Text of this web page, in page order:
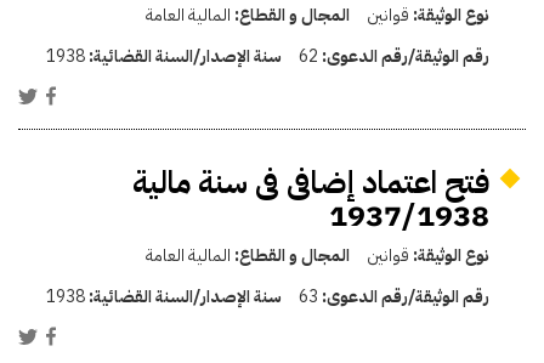
نوع الوثيقة: قوانين المجال و القطاع: المالية العامة
رقم الوثيقة/رقم الدعوى: 62 سنة الإصدار/السنة القضائية:1938
فتح اعتماد إضافى فى سنة مالية
1937/1938
نوع الوثيقة: قوانين المجال و القطاع: المالية العامة
رقم الوثيقة/رقم الدعوى: 63 سنة الإصدار/السنة القضائية:1938